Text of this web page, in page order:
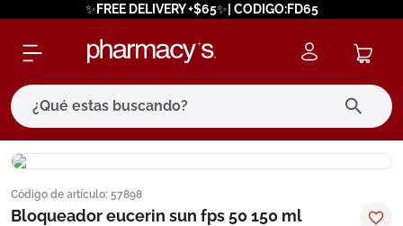
✨FREE DELIVERY +$65✨| CODIGO:FD65
¿Qué estas buscando?
Código de artículo: 57898
Bloqueador eucerin sun fps 50 150 ml
términos más buscados
1. eucerin